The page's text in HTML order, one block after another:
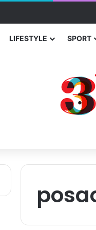
traže poseban status za
LIFESTYLE SPORT